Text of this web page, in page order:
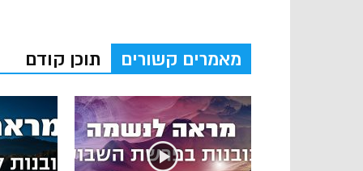
מאמרים קשורים תוכן קודם